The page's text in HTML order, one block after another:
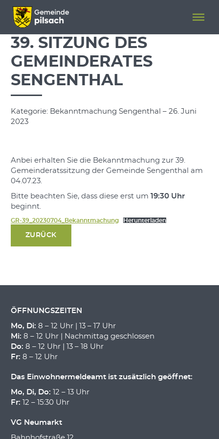
Menü überspringen
Menü überspringen
39. SITZUNG DES
GEMEINDERATES
SENGENTHAL
Kategorie: Bekanntmachung Sengenthal – 26. Juni
2023
Anbei erhalten Sie die Bekanntmachung zur 39.
Gemeinderatssitzung der Gemeinde Sengenthal am
04.07.23.
Bitte beachten Sie, dass diese erst um 19:30 Uhr
beginnt.
GR-39_20230704_Bekanntmachung Herunterladen
ZURÜCK
ÖFFNUNGSZEITEN
Mo, Di: 8 – 12 Uhr | 13 – 17 Uhr
Mi: 8 – 12 Uhr | Nachmittag geschlossen
Do: 8 – 12 Uhr | 13 – 18 Uhr
Fr: 8 – 12 Uhr
Das Einwohnermeldeamt ist zusätzlich geöffnet:
Mo, Di, Do: 12 – 13 Uhr
Fr: 12 – 15:30 Uhr
VG Neumarkt